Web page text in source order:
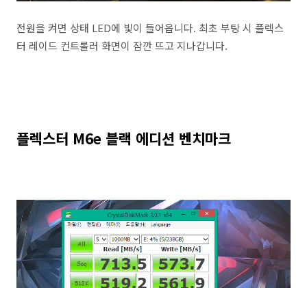
전원을 켜면 상태 LED에 빛이 들어옵니다. 최초 부팅 시 플렉스
터 레이드 컨트롤러 화면이 잠깐 뜨고 지나갑니다.
플렉스터 M6e 블랙 에디션 벤치마크